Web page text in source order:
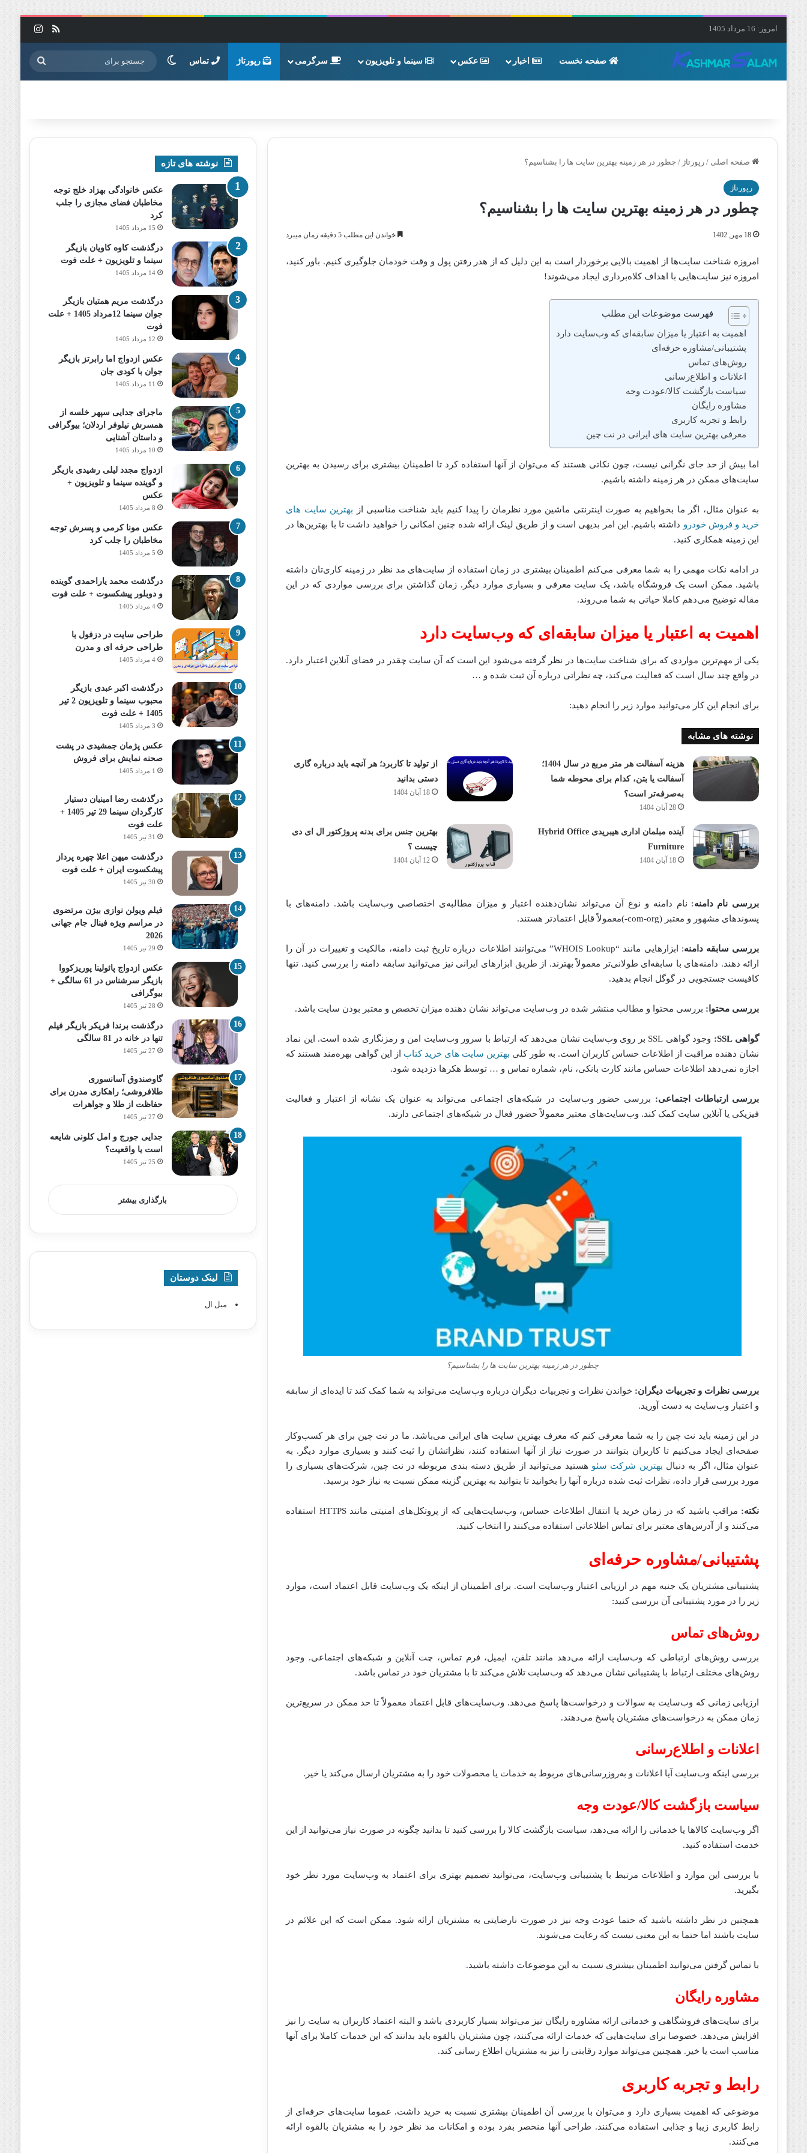
امروز: 16 مرداد 1405 خوراک
صفحه نخست اخبار عکس سینما و تلویزیون سرگرمی رپورتاژ تماس تغییر پوسته جستجو
برای
صفحه اصلی / رپورتاژ / چطور در هر زمینه بهترین سایت ها را بشناسیم؟
رپورتاژ
چطور در هر زمینه بهترین سایت ها را بشناسیم؟
18 مهر, 1402 خواندن این مطلب 5 دقیقه زمان میبرد
امروزه شناخت سایت‌ها از اهمیت بالایی برخوردار است به این دلیل که از هدر رفتن پول و وقت خودمان جلوگیری کنیم. باور کنید،
امروزه نیز سایت‌هایی با اهداف کلاه‌برداری ایجاد می‌شوند!
فهرست موضوعات این مطلب
اهمیت به اعتبار یا میزان سابقه‌ای که وب‌سایت دارد
پشتیبانی/مشاوره حرفه‌ای
روش‌های تماس
اعلانات و اطلاع‌رسانی
سیاست بازگشت کالا/عودت وجه
مشاوره رایگان
رابط و تجربه کاربری
معرفی بهترین سایت های ایرانی در نت چین
اما بیش از حد جای نگرانی نیست، چون نکاتی هستند که می‌توان از آنها استفاده کرد تا اطمینان بیشتری برای رسیدن به بهترین
سایت‌های ممکن در هر زمینه داشته باشیم.
به عنوان مثال، اگر ما بخواهیم به صورت اینترنتی ماشین مورد نظرمان را پیدا کنیم باید شناخت مناسبی از بهترین سایت های
خرید و فروش خودرو داشته باشیم. این امر بدیهی است و از طریق لینک ارائه شده چنین امکانی را خواهید داشت تا با بهترین‌ها در
این زمینه همکاری کنید.
در ادامه نکات مهمی را به شما معرفی می‌کنم اطمینان بیشتری در زمان استفاده از سایت‌های مد نظر در زمینه کاری‌تان داشته
باشید. ممکن است یک فروشگاه باشد، یک سایت معرفی و بسیاری موارد دیگر. زمان گذاشتن برای بررسی مواردی که در این
مقاله توضیح می‌دهم کاملا حیاتی به شما می‌روند.
اهمیت به اعتبار یا میزان سابقه‌ای که وب‌سایت دارد
یکی از مهم‌ترین مواردی که برای شناخت سایت‌ها در نظر گرفته می‌شود این است که آن سایت چقدر در فضای آنلاین اعتبار دارد.
در واقع چند سال است که فعالیت می‌کند، چه نظراتی درباره آن ثبت شده و …
برای انجام این کار می‌توانید موارد زیر را انجام دهید:
نوشته های مشابه
هزینه آسفالت هر متر مربع در سال 1404؛
آسفالت یا بتن، کدام برای محوطه شما
به‌صرفه‌تر است؟
28 آبان 1404
از تولید تا کاربرد؛ هر آنچه باید درباره گاری
دستی بدانید
18 آبان 1404
آینده مبلمان اداری هیبریدی Hybrid Office
Furniture
18 آبان 1404
بهترین جنس برای بدنه پروژکتور ال ای دی
چیست ؟
12 آبان 1404
بررسی نام دامنه: نام دامنه و نوع آن می‌تواند نشان‌دهنده اعتبار و میزان مطالبه‌ی اختصاصی وب‌سایت باشد. دامنه‌های با
پسوند‌های مشهور و معتبر (com-org-)معمولاً قابل اعتماد‌تر هستند.
بررسی سابقه دامنه
: ابزارهایی مانند “WHOIS Lookup” می‌توانند اطلاعات درباره تاریخ ثبت دامنه، مالکیت و تغییرات در آن را
ارائه دهند. دامنه‌های با سابقه‌ای طولانی‌تر معمولاً بهترند. از طریق ابزارهای ایرانی نیز می‌توانید سابقه دامنه را بررسی کنید. تنها
کافیست جستجویی در گوگل انجام بدهید.
بررسی محتوا: بررسی محتوا و مطالب منتشر شده در وب‌سایت می‌تواند نشان دهنده میزان تخصص و معتبر بودن سایت باشد.
گواهی SSL:
وجود گواهی SSL بر روی وب‌سایت نشان می‌دهد که ارتباط با سرور وب‌سایت امن و رمزنگاری شده است. این نماد
نشان دهنده مراقبت از اطلاعات حساس کاربران است. به طور کلی بهترین سایت های خرید کتاب از این گواهی بهره‌مند هستند که
اجازه نمی‌دهد اطلاعات حساس مانند کارت بانکی، نام، شماره تماس و … توسط هکرها دزدیده شود.
بررسی ارتباطات اجتماعی: بررسی حضور وب‌سایت در شبکه‌های اجتماعی می‌تواند به عنوان یک نشانه از اعتبار و فعالیت
فیزیکی یا آنلاین سایت کمک کند. وب‌سایت‌های معتبر معمولاً حضور فعال در شبکه‌های اجتماعی دارند.
چطور در هر زمینه بهترین سایت ها را بشناسیم؟
بررسی نظرات و تجربیات دیگران: خواندن نظرات و تجربیات دیگران درباره وب‌سایت می‌تواند به شما کمک کند تا ایده‌ای از سابقه
و اعتبار وب‌سایت به دست آورید.
در این زمینه باید نت چین را به شما معرفی کنم که معرف بهترین سایت های ایرانی می‌باشد. ما در نت چین برای هر کسب‌وکار
صفحه‌ای ایجاد می‌کنیم تا کاربران بتوانند در صورت نیاز از آنها استفاده کنند، نظراتشان را ثبت کنند و بسیاری موارد دیگر. به
عنوان مثال، اگر به دنبال بهترین شرکت سئو هستید می‌توانید از طریق دسته بندی مربوطه در نت چین، شرکت‌های بسیاری را
مورد بررسی قرار داده، نظرات ثبت شده درباره آنها را بخوانید تا بتوانید به بهترین گزینه ممکن نسبت به نیاز خود برسید.
نکته:
مراقب باشید که در زمان خرید یا انتقال اطلاعات حساس، وب‌سایت‌هایی که از پروتکل‌های امنیتی مانند HTTPS استفاده
می‌کنند و از آدرس‌های معتبر برای تماس اطلاعاتی استفاده می‌کنند را انتخاب کنید.
پشتیبانی/مشاوره حرفه‌ای
پشتیبانی مشتریان یک جنبه مهم در ارزیابی اعتبار وب‌سایت است. برای اطمینان از اینکه یک وب‌سایت قابل اعتماد است، موارد
زیر را در مورد پشتیبانی آن بررسی کنید:
روش‌های تماس
بررسی روش‌های ارتباطی که وب‌سایت ارائه می‌دهد مانند تلفن، ایمیل، فرم تماس، چت آنلاین و شبکه‌های اجتماعی. وجود
روش‌های مختلف ارتباط با پشتیبانی نشان می‌دهد که وب‌سایت تلاش می‌کند تا با مشتریان خود در تماس باشد.
ارزیابی زمانی که وب‌سایت به سوالات و درخواست‌ها پاسخ می‌دهد. وب‌سایت‌های قابل اعتماد معمولاً تا حد ممکن در سریع‌ترین
زمان ممکن به درخواست‌های مشتریان پاسخ می‌دهند.
اعلانات و اطلاع‌رسانی
بررسی اینکه وب‌سایت آیا اعلانات و به‌روزرسانی‌های مربوط به خدمات یا محصولات خود را به مشتریان ارسال می‌کند یا خیر.
سیاست بازگشت کالا/عودت وجه
اگر وب‌سایت کالاها یا خدماتی را ارائه می‌دهد، سیاست بازگشت کالا را بررسی کنید تا بدانید چگونه در صورت نیاز می‌توانید از این
خدمت استفاده کنید.
با بررسی این موارد و اطلاعات مرتبط با پشتیبانی وب‌سایت، می‌توانید تصمیم بهتری برای اعتماد به وب‌سایت مورد نظر خود
بگیرید.
همچنین در نظر داشته باشید که حتما عودت وجه نیز در صورت نارضایتی به مشتریان ارائه شود. ممکن است که این علائم در
سایت باشند اما حتما به این معنی نیست که رعایت می‌شوند.
با تماس گرفتن می‌توانید اطمینان بیشتری نسبت به این موضوعات داشته باشید.
مشاوره رایگان
برای سایت‌های فروشگاهی و خدماتی ارائه مشاوره رایگان نیز می‌تواند بسیار کاربردی باشد و البته اعتماد کاربران به سایت را نیز
افزایش می‌دهد. خصوصا برای سایت‌هایی که خدمات ارائه می‌کنند، چون مشتریان بالقوه باید بدانند که این خدمات کاملا برای آنها
مناسب است یا خیر. همچنین می‌تواند موارد رقابتی را نیز به مشتریان اطلاع رسانی کند.
رابط و تجربه کاربری
موضوعی که اهمیت بسیاری دارد و می‌توان با بررسی آن اطمینان بیشتری نسبت به خرید داشت. عموما سایت‌های حرفه‌ای از
رابط کاربری زیبا و جذابی استفاده می‌کنند. طراحی آنها منحصر بفرد بوده و امکانات مد نظر خود را به مشتریان بالقوه ارائه
می‌کنند.
نوشته های تازه
عکس خانوادگی بهزاد خلج توجه
مخاطبان فضای مجازی را جلب
کرد
15 مرداد 1405
درگذشت کاوه کاویان بازیگر
سینما و تلویزیون + علت فوت
14 مرداد 1405
درگذشت مریم همتیان بازیگر
جوان سینما 12مرداد 1405 + علت
فوت
12 مرداد 1405
عکس ازدواج اما رابرتز بازیگر
جوان با کودی جان
11 مرداد 1405
ماجرای جدایی سپهر خلسه از
همسرش نیلوفر اردلان؛ بیوگرافی
و داستان آشنایی
10 مرداد 1405
ازدواج مجدد لیلی رشیدی بازیگر
و گوینده سینما و تلویزیون +
عکس
8 مرداد 1405
عکس مونا کرمی و پسرش توجه
مخاطبان را جلب کرد
5 مرداد 1405
درگذشت محمد یاراحمدی گوینده
و دوبلور پیشکسوت + علت فوت
4 مرداد 1405
طراحی سایت در دزفول با
طراحی حرفه‌ ای و مدرن
4 مرداد 1405
درگذشت اکبر عبدی بازیگر
محبوب سینما و تلویزیون 2 تیر
1405 + علت فوت
3 مرداد 1405
عکس پژمان جمشیدی در پشت
صحنه نمایش برای فروش
1 مرداد 1405
درگذشت رضا امینیان دستیار
کارگردان سینما 29 تیر 1405 +
علت فوت
31 تیر 1405
درگذشت میهن اعلا چهره پرداز
پیشکسوت ایران + علت فوت
30 تیر 1405
فیلم ویولن نوازی بیژن مرتضوی
در مراسم ویژه فینال جام جهانی
2026
29 تیر 1405
عکس ازدواج پائولینا پوریزکووا
بازیگر سرشناس در 61 سالگی +
بیوگرافی
28 تیر 1405
درگذشت برندا فریکر بازیگر فیلم
تنها در خانه در 81 سالگی
27 تیر 1405
گاوصندوق آسانسوری
طلافروشی؛ راهکاری مدرن برای
حفاظت از طلا و جواهرات
27 تیر 1405
جدایی جورج و امل کلونی شایعه
است یا واقعیت؟
25 تیر 1405
بارگذاری بیشتر
لینک دوستان
مبل ال